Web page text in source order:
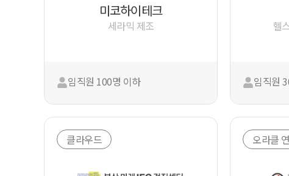
미코하이테크
세라믹 제조
임직원 100명 이하
헬
임직원
클라우드 오라클